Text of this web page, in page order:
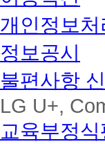
개인정보처
정보공시
불편사항
LG U+,
교육부정